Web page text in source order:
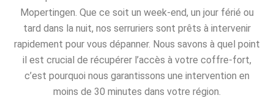
Mopertingen. Que ce soit un week-end, un jour férié ou
tard dans la nuit, nos serruriers sont prêts à intervenir
rapidement pour vous dépanner. Nous savons à quel point
il est crucial de récupérer l’accès à votre coffre-fort,
c’est pourquoi nous garantissons une intervention en
moins de 30 minutes dans votre région.